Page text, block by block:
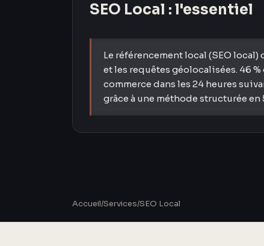
SEO Local : l'essentiel
Le référencement local (SEO
et les requêtes géolocalisées. 46
commerce dans les 24 heures
grâce à une méthode structurée en
Accueil/Services/SEO Local